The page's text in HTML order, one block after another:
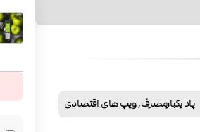
پاد یکبارمصرف,ویپ های اقتصادی